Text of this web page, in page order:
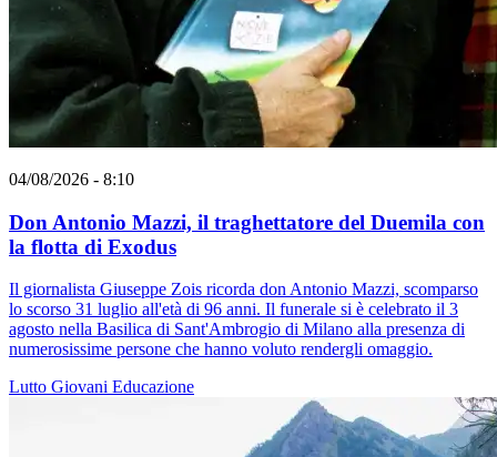
04/08/2026 - 8:10
Don Antonio Mazzi, il traghettatore del Duemila con
la flotta di Exodus
Il giornalista Giuseppe Zois ricorda don Antonio Mazzi, scomparso
lo scorso 31 luglio all'età di 96 anni. Il funerale si è celebrato il 3
agosto nella Basilica di Sant'Ambrogio di Milano alla presenza di
numerosissime persone che hanno voluto rendergli omaggio.
Lutto Giovani Educazione